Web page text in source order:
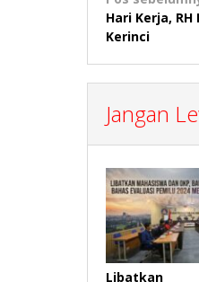
pos
Hari Kerja,
Kerinci
Jangan
Libatkan